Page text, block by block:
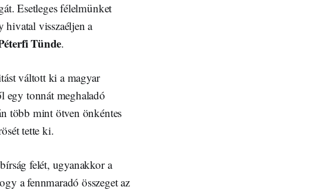
Esetleges félelmünket
visszaéljen a
Tünde.
váltott ki a magyar
egy tonnát meghaladó
több mint ötven önkéntes
tette ki.
felét, ugyanakkor a
a fennmaradó összeget az